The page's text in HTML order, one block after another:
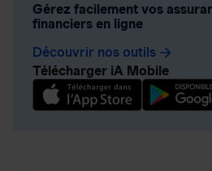
Gérez facilement vos
financiers en ligne
Découvrir nos outils arrow_forward
Télécharger iA Mobile